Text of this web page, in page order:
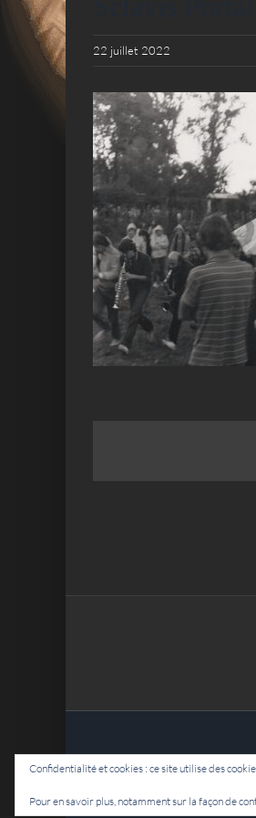
22 juillet 2022
Confidentialité et cookies : ce site utilise des
Pour en savoir plus, notamment sur la façon de